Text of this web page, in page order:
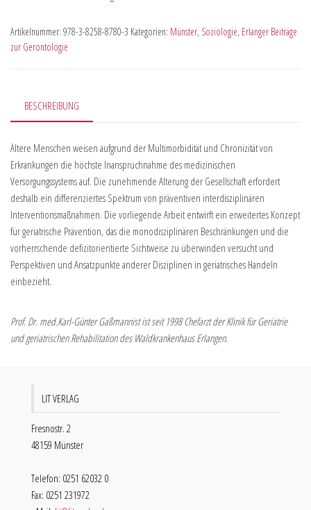
Artikelnummer: 978-3-8258-8780-3 Kategorien: Münster, Soziologie, Erlanger Beiträge
zur Gerontologie
BESCHREIBUNG
Ältere Menschen weisen aufgrund der Multimorbidität und Chronizität von
Erkrankungen die höchste Inanspruchnahme des medizinischen
Versorgungssystems auf. Die zunehmende Alterung der Gesellschaft erfordert
deshalb ein differenziertes Spektrum von präventiven interdisziplinären
Interventionsmaßnahmen. Die vorliegende Arbeit entwirft ein erweitertes Konzept
für geriatrische Prävention, das die monodisziplinären Beschränkungen und die
vorherrschende defizitorientierte Sichtweise zu überwinden versucht und
Perspektiven und Ansatzpunkte anderer Disziplinen in geriatrisches Handeln
einbezieht.
Prof. Dr. med.Karl-Günter Gaßmannist ist seit 1998 Chefarzt der Klinik für Geriatrie
und geriatrischen Rehabilitation des Waldkrankenhaus Erlangen.
LIT VERLAG
Fresnostr. 2
48159 Münster
Telefon: 0251 62032 0
Fax: 0251 231972